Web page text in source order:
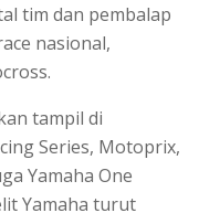
tim dan pembalap
nasional,
tampil di
Series, Motoprix,
Yamaha One
Yamaha turut